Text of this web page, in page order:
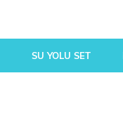
SU YOLU SET